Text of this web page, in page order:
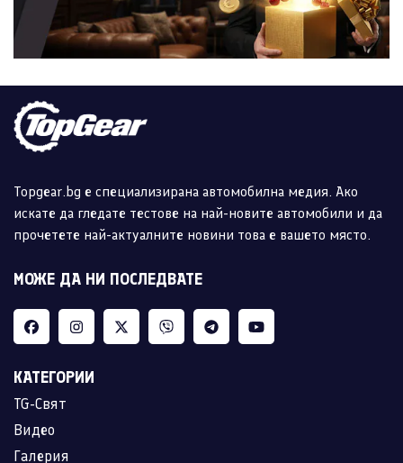
Topgear.bg е специализирана автомобилна медия. Ако
искате да гледате тестове на най-новите автомобили и да
прочетете най-актуалните новини това е вашето място.
МОЖЕ ДА НИ ПОСЛЕДВАТЕ
КАТЕГОРИИ
TG-Свят
Видео
Галерия